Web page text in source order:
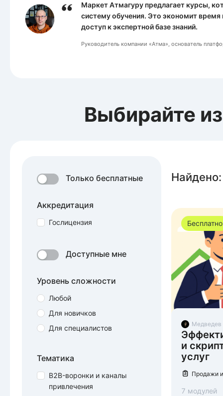
Маркет Атмагуру предлагает курсы,
систему обучения. Это экономит время
доступ к экспертной базе знаний.
Руководитель компании «Атма», основатель
Выбирайте
Только бесплатные
Аккредитация
Гослицензия
Доступные мне
Уровень сложности
Любой
Для новичков
Для специалистов
Тематика
B2B-воронки и каналы
привлечения
Найдено:
Бесплатно
Медведев
и
услуг
Продажи
7 модулей